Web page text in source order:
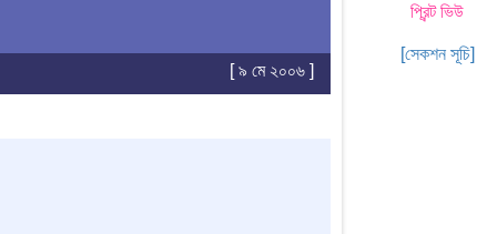
প্রিন্ট ভিউ
[সেকশন সূচি]
[ ৯ মে ২০০৬ ]